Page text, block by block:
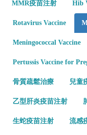
MMR疫苗注射 Hib
Rotavirus Vaccine
Meningococcal Vaccine
Pertussis Vaccine for
骨質疏鬆治療 兒童
乙型肝炎疫苗注射
生蛇疫苗注射 流感